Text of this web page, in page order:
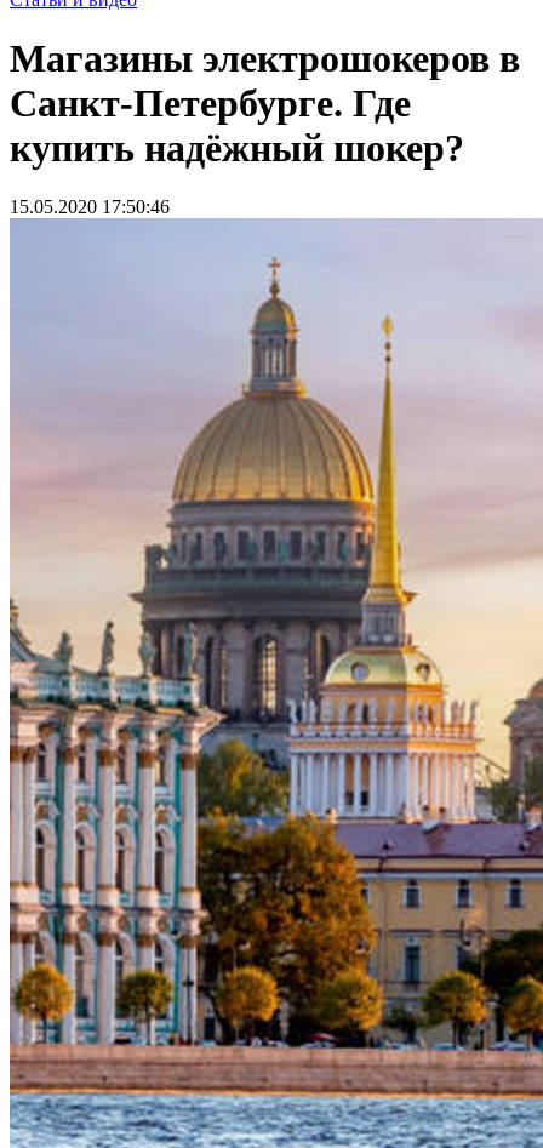
Магазины электрошокеров в
Санкт-Петербурге. Где
купить надёжный шокер?
15.05.2020 17:50:46